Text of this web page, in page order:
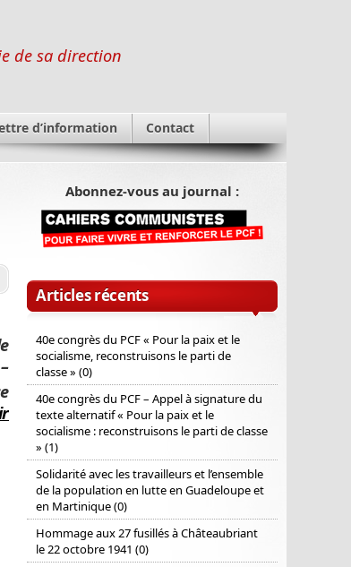
de sa direction
d’information Contact
Abonnez-vous au journal :
Articles récents
40e congrès du PCF « Pour la paix et le
socialisme, reconstruisons le parti de
classe » (0)
40e congrès du PCF – Appel à signature du
texte alternatif « Pour la paix et le
socialisme : reconstruisons le parti de classe
» (1)
Solidarité avec les travailleurs et l’ensemble
de la population en lutte en Guadeloupe et
en Martinique (0)
Hommage aux 27 fusillés à Châteaubriant
le 22 octobre 1941 (0)